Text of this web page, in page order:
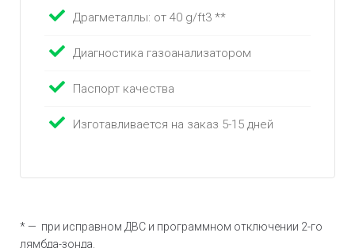
Драгметаллы: от 40 g/ft3 **
Диагностика газоанализатором
Паспорт качества
Изготавливается на заказ 5-15 дней
* — при исправном ДВС и программном отключении 2-го
лямбда-зонда.